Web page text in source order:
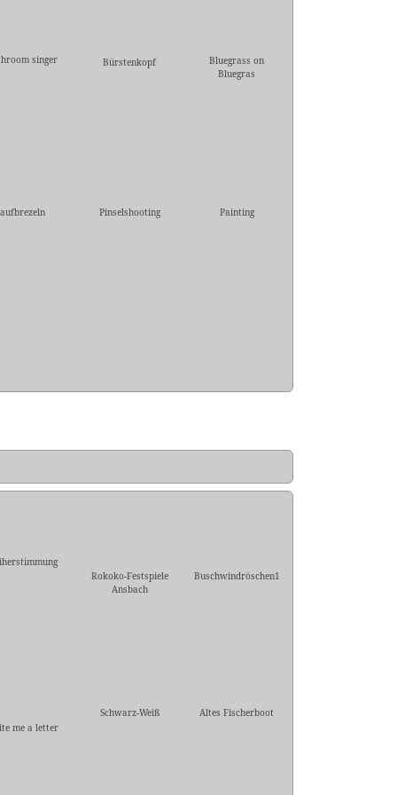
singer Bürstenkopf
Bluegrass on
Bluegras
aufbrezeln Pinselshooting Painting
Rokoko-Festspiele
Ansbach
Buschwindröschen1
me a letter
Schwarz-Weiß Altes Fischerboot